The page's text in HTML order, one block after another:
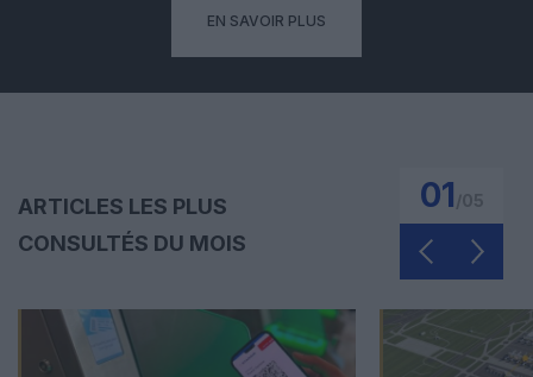
EN SAVOIR PLUS
ARTICLES LES PLUS
CONSULTÉS DU MOIS
01